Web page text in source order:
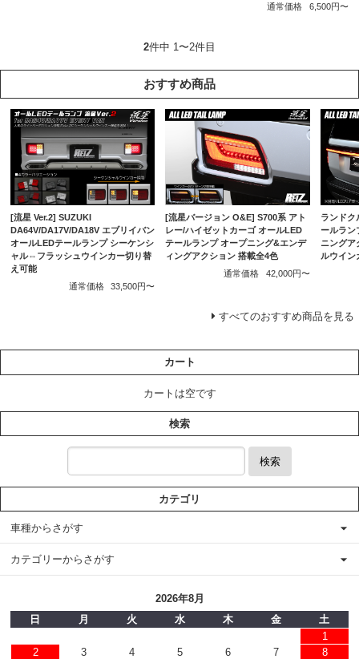
通常価格
6,500円〜
2件中 1〜2件目
おすすめ商品
[流星 Ver.2] SUZUKI
DA64V/DA17V/DA18V エブリイバン
オールLEDテールランプ シーケンシ
ャル⇔フラッシュウインカー切り替
え可能
通常価格
33,500円〜
[流星バージョン O&E] S700系 アト
レー/ハイゼットカーゴ オールLED
テールランプ オープニング&エンデ
ィングアクション 搭載全4色
通常価格
42,000円〜
ランドク
ールラン
ニングア
ルウイン
すべてのおすすめ商品を見る
カート
カートは空です
検索
検索
カテゴリ
車種からさがす
カテゴリーからさがす
2026年8月
日
月 火 水 木 金
土
1
2
3 4 5 6 7
8